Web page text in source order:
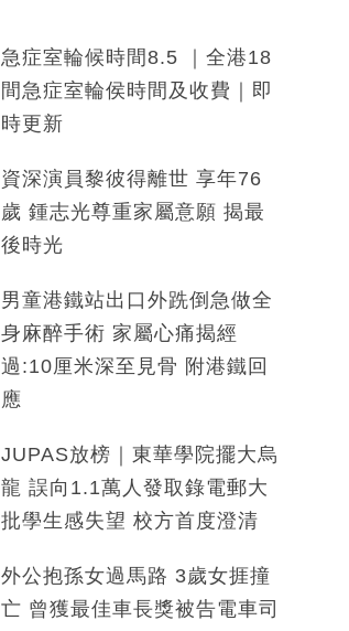
急症室輪候時間8.5 ｜全港18
間急症室輪侯時間及收費｜即
時更新
資深演員黎彼得離世 享年76
歲 鍾志光尊重家屬意願 揭最
後時光
男童港鐵站出口外跣倒急做全
身麻醉手術 家屬心痛揭經
過:10厘米深至見骨 附港鐵回
應
JUPAS放榜｜東華學院擺大烏
龍 誤向1.1萬人發取錄電郵大
批學生感失望 校方首度澄清
外公抱孫女過馬路 3歲女捱撞
亡 曾獲最佳車長獎被告電車司